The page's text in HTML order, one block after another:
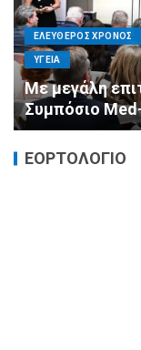
ΕΛΕΥΘΕΡΟΣ ΧΡΟΝΟΣ
αντιμετώπισή
ΕΟΡΤΟΛΟΓΙΟ